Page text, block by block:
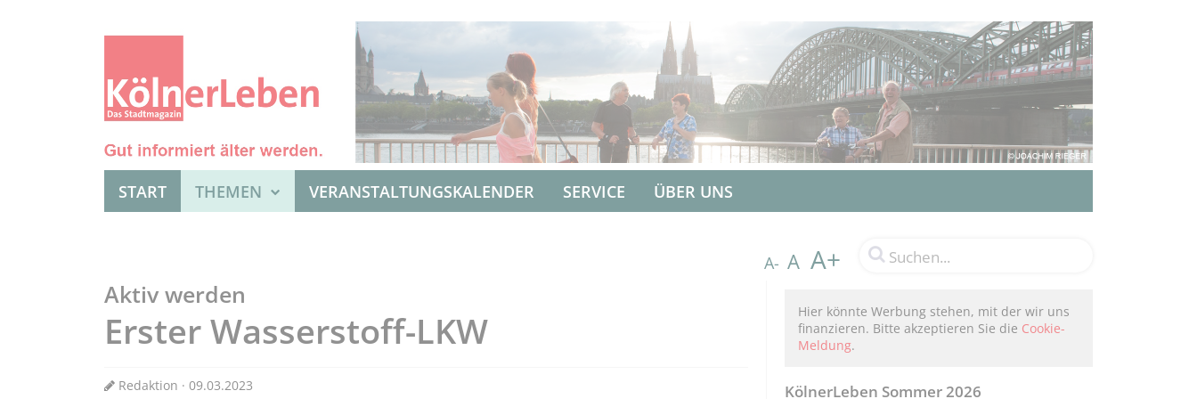
START THEMEN VERANSTALTUNGSKALENDER SERVICE ÜBER UNS
A- A A+
Aktiv werden
Erster Wasserstoff-LKW
Redaktion · 09.03.2023
Hier könnte Werbung stehen, mit der wir uns
finanzieren. Bitte akzeptieren Sie die Cookie-
Meldung.
KölnerLeben Sommer 2026